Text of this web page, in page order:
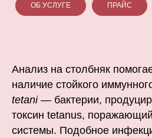
ОБ УСЛУГЕ ПРАЙС
Анализ на столбняк
наличие стойкого
tetani— бактерии,
токсин tetanus,
системы. Подобное